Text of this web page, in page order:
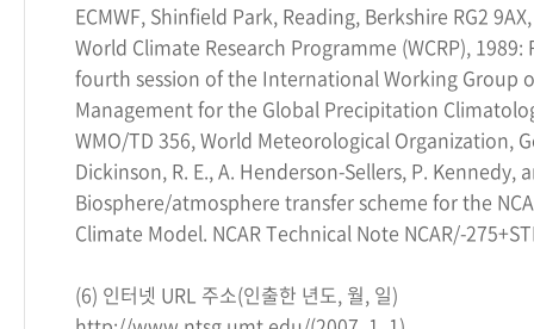
ECMWF, Shinfield Park, Reading, Berkshire RG2
World Climate Research Programme (WCRP),
fourth session of the International Working Group
Management for the Global Precipitation
WMO/TD 356, World Meteorological Organization,
Dickinson, R. E., A. Henderson-Sellers, P. Kennedy,
Biosphere/atmosphere transfer scheme for the
Climate Model. NCAR Technical Note NCAR/-
(6) 인터넷 URL 주소(인출한 년도, 월, 일)